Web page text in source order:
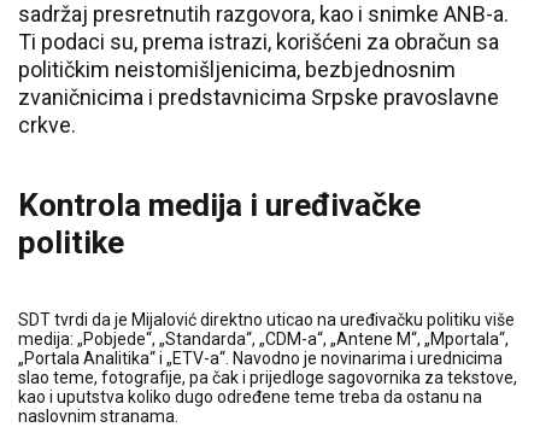
sadržaj presretnutih razgovora, kao i snimke ANB-a.
Ti podaci su, prema istrazi, korišćeni za obračun sa
političkim neistomišljenicima, bezbjednosnim
zvaničnicima i predstavnicima Srpske pravoslavne
crkve.
Kontrola medija i uređivačke
politike
SDT tvrdi da je Mijalović direktno uticao na uređivačku politiku više
medija: „Pobjede“, „Standarda“, „CDM-a“, „Antene M“, „Mportala“,
„Portala Analitika“ i „ETV-a“. Navodno je novinarima i urednicima
slao teme, fotografije, pa čak i prijedloge sagovornika za tekstove,
kao i uputstva koliko dugo određene teme treba da ostanu na
naslovnim stranama.